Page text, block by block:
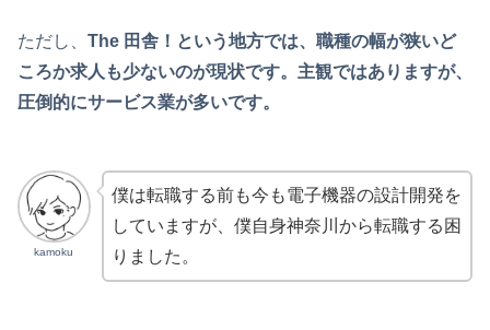
ただし、 The 田舎！という地方では、職種の幅が狭いど
ころか求人も少ないのが現状です。主観ではありますが、
圧倒的にサービス業が多いです。
kamoku
僕は転職する前も今も電子機器の設計開発を
していますが、僕自身神奈川から転職する困
りました。